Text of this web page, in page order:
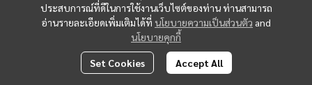
ประสบการณ์ที่ดีในการใช้งานเว็บไซต์ของท่าน ท่านสามารถ
อ่านรายละเอียดเพิ่มเติมได้ที่ นโยบายความเป็นส่วนตัว and
นโยบายคุกกี้
Set Cookies Accept All